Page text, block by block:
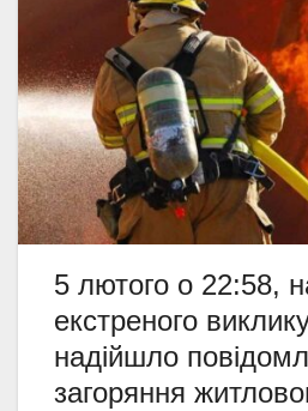
5 лютого о 22:58,
екстреного
надійшло
загоряння